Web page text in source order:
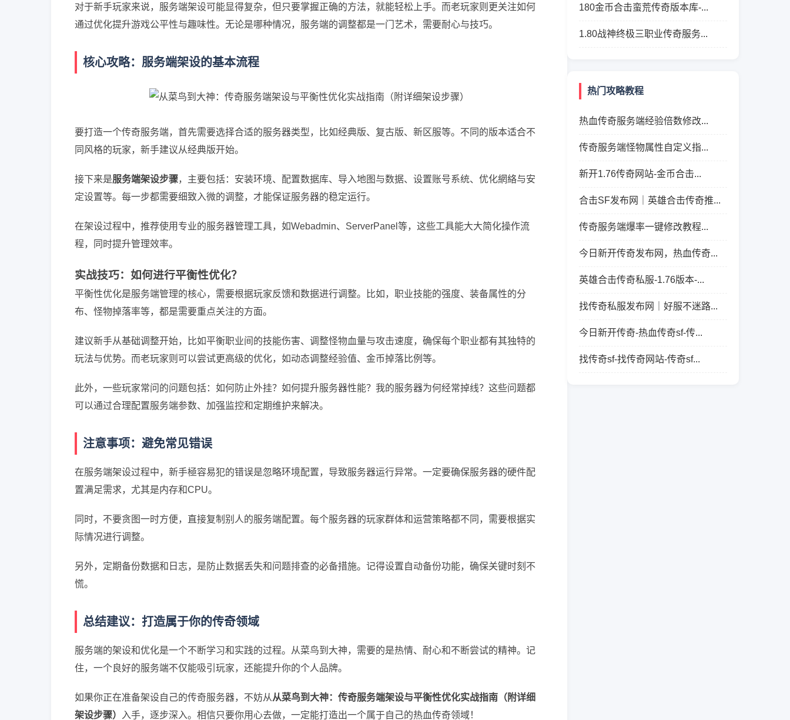
对于新手玩家来说，服务端架设可能显得复杂，但只要掌握正确的方法，就能轻松上手。而老玩家则更关注如何
通过优化提升游戏公平性与趣味性。无论是哪种情况，服务端的调整都是一门艺术，需要耐心与技巧。
核心攻略：服务端架设的基本流程
要打造一个传奇服务端，首先需要选择合适的服务器类型，比如经典版、复古版、新区服等。不同的版本适合不
同风格的玩家，新手建议从经典版开始。
接下来是服务端架设步骤，主要包括：安装环境、配置数据库、导入地图与数据、设置账号系统、优化網絡与安
定设置等。每一步都需要细致入微的调整，才能保证服务器的稳定运行。
在架设过程中，推荐使用专业的服务器管理工具，如Webadmin、ServerPanel等，这些工具能大大简化操作流
程，同时提升管理效率。
实战技巧：如何进行平衡性优化？
平衡性优化是服务端管理的核心，需要根据玩家反馈和数据进行调整。比如，职业技能的强度、装备属性的分
布、怪物掉落率等，都是需要重点关注的方面。
建议新手从基础调整开始，比如平衡职业间的技能伤害、调整怪物血量与攻击速度，确保每个职业都有其独特的
玩法与优势。而老玩家则可以尝试更高级的优化，如动态调整经验值、金币掉落比例等。
此外，一些玩家常问的问题包括：如何防止外挂？如何提升服务器性能？我的服务器为何经常掉线？这些问题都
可以通过合理配置服务端参数、加强监控和定期维护来解决。
注意事项：避免常见错误
在服务端架设过程中，新手極容易犯的错误是忽略环境配置，导致服务器运行异常。一定要确保服务器的硬件配
置满足需求，尤其是内存和CPU。
同时，不要贪图一时方便，直接复制别人的服务端配置。每个服务器的玩家群体和运营策略都不同，需要根据实
际情况进行调整。
另外，定期备份数据和日志，是防止数据丢失和问题排查的必备措施。记得设置自动备份功能，确保关键时刻不
慌。
总结建议：打造属于你的传奇领域
服务端的架设和优化是一个不断学习和实践的过程。从菜鸟到大神，需要的是热情、耐心和不断尝试的精神。记
住，一个良好的服务端不仅能吸引玩家，还能提升你的个人品牌。
如果你正在准备架设自己的传奇服务器，不妨从从菜鸟到大神：传奇服务端架设与平衡性优化实战指南（附详细
架设步骤）
入手，逐步深入。相信只要你用心去做，一定能打造出一个属于自己的热血传奇领域！
180金币合击蛮荒传奇版本库-...
1.80战神终极三职业传奇服务...
热门攻略教程
热血传奇服务端经验倍数修改...
传奇服务端怪物属性自定义指...
新开1.76传奇网站-金币合击...
合击SF发布网｜英雄合击传奇推...
传奇服务端爆率一键修改教程...
今日新开传奇发布网，热血传奇...
英雄合击传奇私服-1.76版本-...
找传奇私服发布网｜好服不迷路...
今日新开传奇-热血传奇sf-传...
找传奇sf-找传奇网站-传奇sf...